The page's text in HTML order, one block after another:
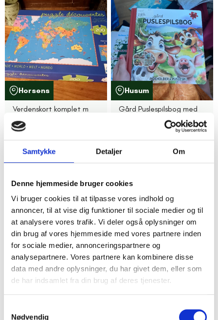
Samtykke Detaljer Om
Denne hjemmeside bruger cookies
Vi bruger cookies til at tilpasse vores indhold og
annoncer, til at vise dig funktioner til sociale medier og til
at analysere vores trafik. Vi deler også oplysninger om
din brug af vores hjemmeside med vores partnere inden
for sociale medier, annonceringspartnere og
analysepartnere. Vores partnere kan kombinere disse
data med andre oplysninger, du har givet dem, eller som
de har indsamlet fra din brug af deres tjenester.
Nødvendig
Horsens
Verdenskort komplet m
bog om flag og lande
50,00 kr.
Husum
Gård Puslespilsbog med
22,50 kr.
50% 24
Næstved
Puslespil med dyr
25%
Dalum Odense
Djeco puslespil 12 brikker
20